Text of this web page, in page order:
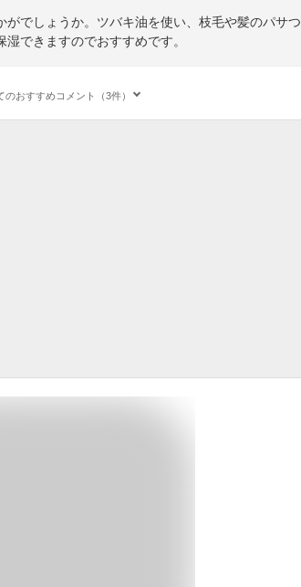
がでしょうか。ツバキ油を使い、枝毛や髪のパサつ
できますのでおすすめです。
のおすすめコメント（3件）